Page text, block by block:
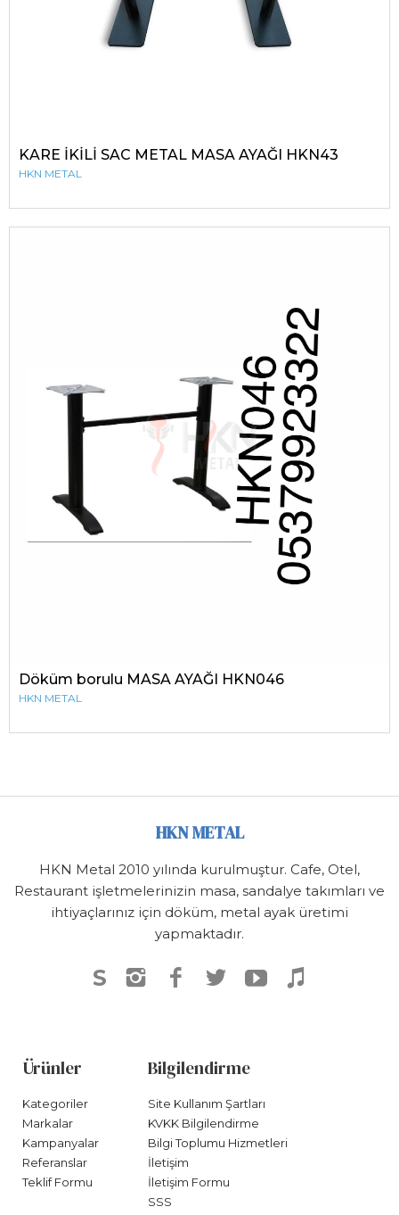
KARE İKİLİ SAC METAL MASA AYAĞI HKN43
HKN METAL
Döküm borulu MASA AYAĞI HKN046
HKN METAL
HKN METAL
HKN Metal 2010 yılında kurulmuştur. Cafe, Otel,
Restaurant işletmelerinizin masa, sandalye takımları ve
ihtiyaçlarınız için döküm, metal ayak üretimi
yapmaktadır.
S
Ürünler
Kategoriler
Markalar
Kampanyalar
Referanslar
Teklif Formu
Bilgilendirme
Site Kullanım Şartları
KVKK Bilgilendirme
Bilgi Toplumu Hizmetleri
İletişim
İletişim Formu
SSS